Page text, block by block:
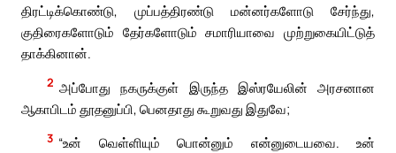
திரட்டிக்கொண்டு, முப்பத்திரண்டு மன்னர்களோடு சேர்ந்து,
குதிரைகளோடும் தேர்களோடும் சமாரியாவை முற்றுகையிட்டுத்
தாக்கினான்.
2 அப்போது நகருக்குள் இருந்த இஸ்ரயேலின் அரசனான
ஆகாபிடம் தூதனுப்பி, பெனதாது கூறுவது இதுவே;
3 “உன் வெள்ளியும் பொன்னும் என்னுடையவை. உன்